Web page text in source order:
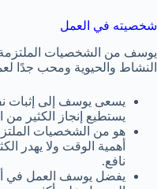
شخصيته في العمل
يوسف من الشخصيات
النشاط والحيوية ومحب جدًا
يسعى يوسف إلى إثبات
يستطيع إنجاز الكثير من
هو من الشخصيات
أهمية الوقت ولا يهدر
نافع.
يفضل يوسف العمل في